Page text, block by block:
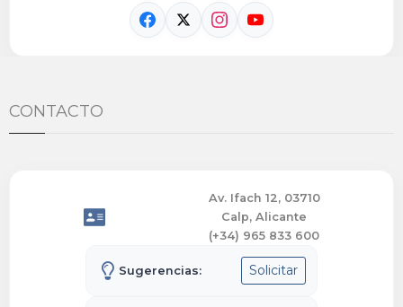
CONTACTO
Av. Ifach 12, 03710
Calp, Alicante
(+34) 965 833 600
Sugerencias: Solicitar